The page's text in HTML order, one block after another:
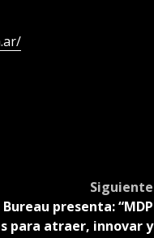
Siguiente
presenta: “MDP
para atraer, innovar y